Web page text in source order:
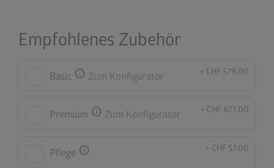
Empfohlenes Zubehör
Basic info Zum Konfigurator + CHF 579,00
Premium info Zum Konfigurator + CHF 671,00
Pflege info + CHF 57,00